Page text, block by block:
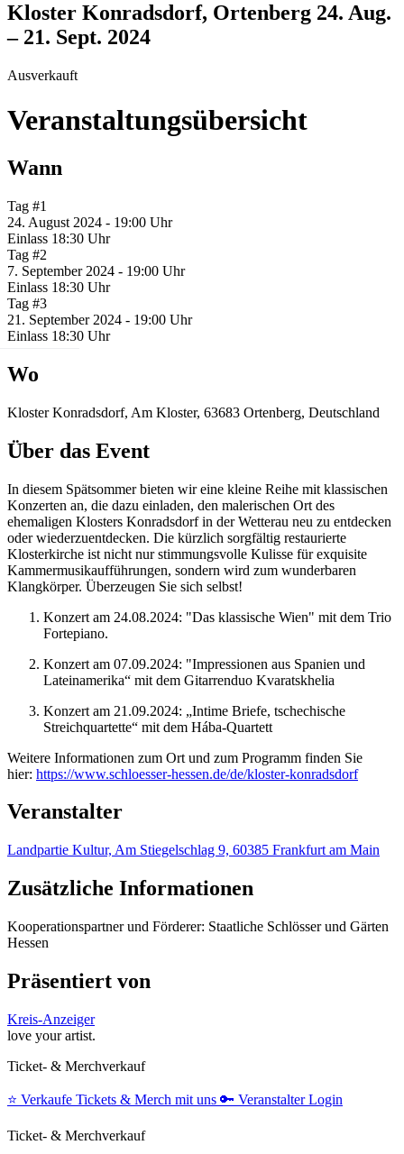
Kloster Konradsdorf, Ortenberg 24. Aug.
– 21. Sept. 2024
Ausverkauft
Veranstaltungsübersicht
Wann
Tag #1
24. August 2024 - 19:00 Uhr
Einlass 18:30 Uhr
Tag #2
7. September 2024 - 19:00 Uhr
Einlass 18:30 Uhr
Tag #3
21. September 2024 - 19:00 Uhr
Einlass 18:30 Uhr
Wo
Kloster Konradsdorf, Am Kloster, 63683 Ortenberg, Deutschland
Über das Event
In diesem Spätsommer bieten wir eine kleine Reihe mit klassischen
Konzerten an, die dazu einladen, den malerischen Ort des
ehemaligen Klosters Konradsdorf in der Wetterau neu zu entdecken
oder wiederzuentdecken. Die kürzlich sorgfältig restaurierte
Klosterkirche ist nicht nur stimmungsvolle Kulisse für exquisite
Kammermusikaufführungen, sondern wird zum wunderbaren
Klangkörper. Überzeugen Sie sich selbst!
Konzert am 24.08.2024: "Das klassische Wien" mit dem Trio
Fortepiano.
Konzert am 07.09.2024: "Impressionen aus Spanien und
Lateinamerika“ mit dem Gitarrenduo Kvaratskhelia
Konzert am 21.09.2024: „Intime Briefe, tschechische
Streichquartette“ mit dem Hába-Quartett
Weitere Informationen zum Ort und zum Programm finden Sie
hier: https://www.schloesser-hessen.de/de/kloster-konradsdorf
Veranstalter
Landpartie Kultur, Am Stiegelschlag 9, 60385 Frankfurt am Main
Zusätzliche Informationen
Kooperationspartner und Förderer: Staatliche Schlösser und Gärten
Hessen
Präsentiert von
Kreis-Anzeiger
love your artist.
Ticket- & Merchverkauf
⭐️ Verkaufe Tickets & Merch mit uns 🔑 Veranstalter Login
Ticket- & Merchverkauf